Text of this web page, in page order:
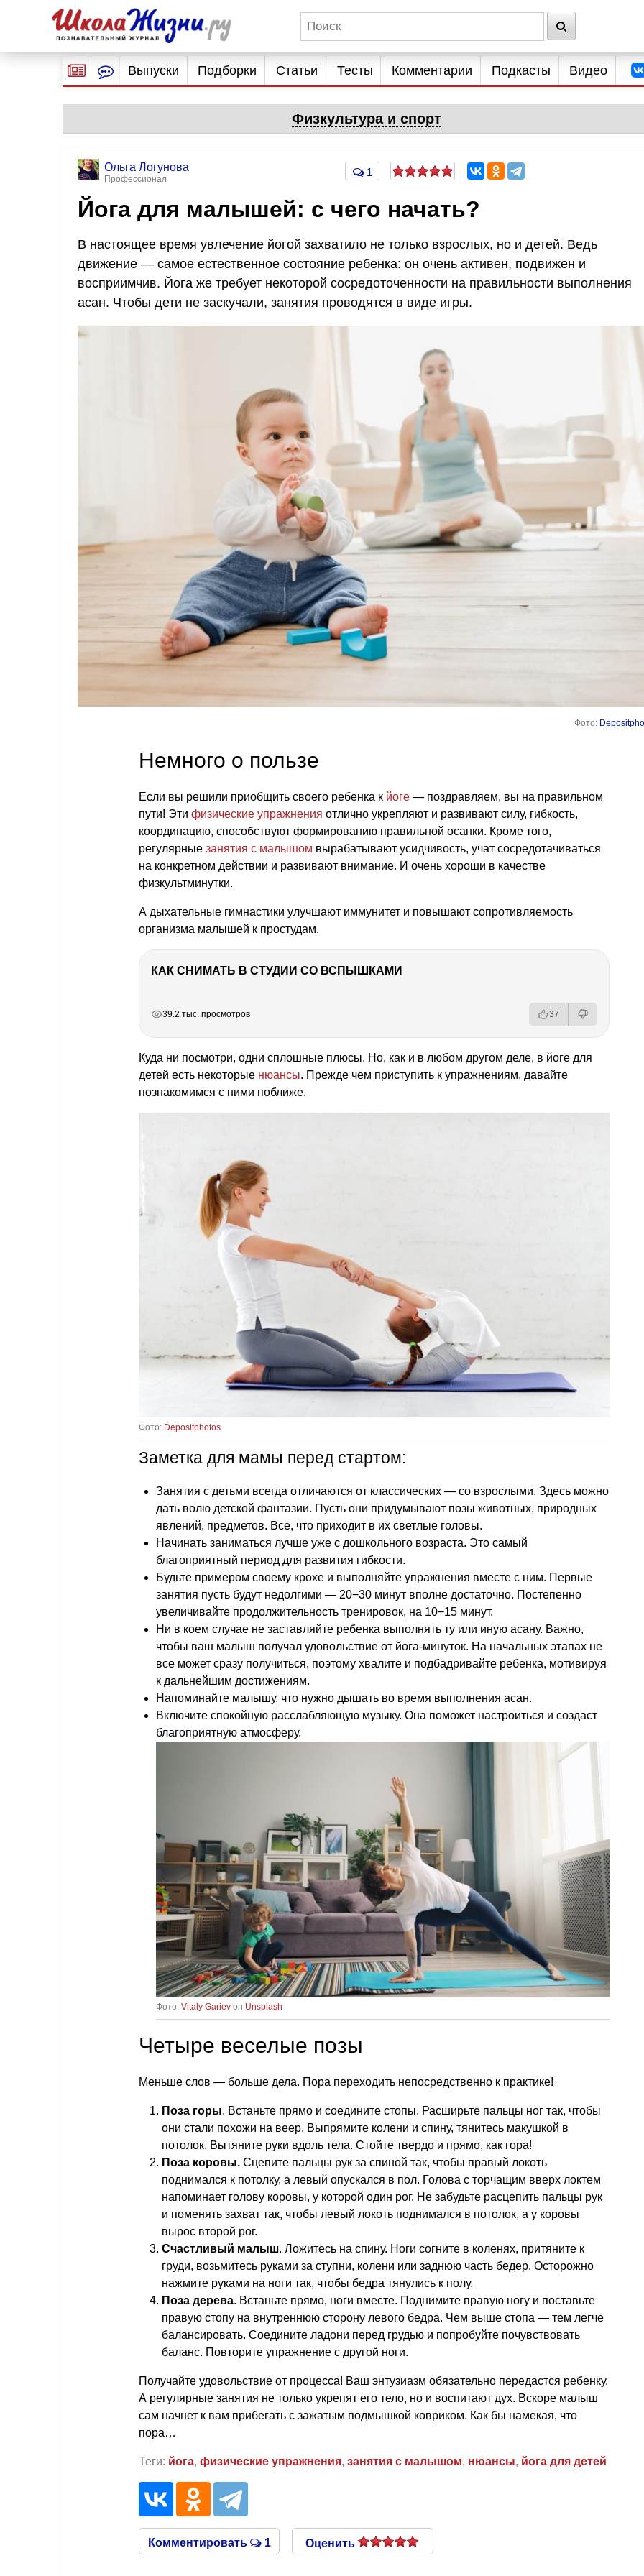
Выпуски Подборки Статьи Тесты Комментарии Подкасты Видео
Физкультура и спорт
Ольга Логунова
Профессионал
1
Йога для малышей: с чего начать?
В настоящее время увлечение йогой захватило не только взрослых, но и детей. Ведь
движение — самое естественное состояние ребенка: он очень активен, подвижен и
восприимчив. Йога же требует некоторой сосредоточенности на правильности выполнения
асан. Чтобы дети не заскучали, занятия проводятся в виде игры.
Фото:
Немного о пользе
Если вы решили приобщить своего ребенка к йоге — поздравляем, вы на правильном
пути! Эти физические упражнения отлично укрепляют и развивают силу, гибкость,
координацию, способствуют формированию правильной осанки. Кроме того,
регулярные занятия с малышом вырабатывают усидчивость, учат сосредотачиваться
на конкретном действии и развивают внимание. И очень хороши в качестве
физкультминутки.
А дыхательные гимнастики улучшают иммунитет и повышают сопротивляемость
организма малышей к простудам.
КАК СНИМАТЬ В СТУДИИ СО ВСПЫШКАМИ
39.2 тыс. просмотров 37
Куда ни посмотри, одни сплошные плюсы. Но, как и в любом другом деле, в йоге для
детей есть некоторые нюансы. Прежде чем приступить к упражнениям, давайте
познакомимся с ними поближе.
Фото: Depositphotos
Заметка для мамы перед стартом:
Занятия с детьми всегда отличаются от классических — со взрослыми. Здесь можно
дать волю детской фантазии. Пусть они придумывают позы животных, природных
явлений, предметов. Все, что приходит в их светлые головы.
Начинать заниматься лучше уже с дошкольного возраста. Это самый
благоприятный период для развития гибкости.
Будьте примером своему крохе и выполняйте упражнения вместе с ним. Первые
занятия пусть будут недолгими — 20−30 минут вполне достаточно. Постепенно
увеличивайте продолжительность тренировок, на 10−15 минут.
Ни в коем случае не заставляйте ребенка выполнять ту или иную асану. Важно,
чтобы ваш малыш получал удовольствие от йога-минуток. На начальных этапах не
все может сразу получиться, поэтому хвалите и подбадривайте ребенка, мотивируя
к дальнейшим достижениям.
Напоминайте малышу, что нужно дышать во время выполнения асан.
Включите спокойную расслабляющую музыку. Она поможет настроиться и создаст
благоприятную атмосферу.
Фото: Vitaly Gariev on Unsplash
Четыре веселые позы
Меньше слов — больше дела. Пора переходить непосредственно к практике!
Поза горы. Встаньте прямо и соедините стопы. Расширьте пальцы ног так, чтобы
они стали похожи на веер. Выпрямите колени и спину, тянитесь макушкой в
потолок. Вытяните руки вдоль тела. Стойте твердо и прямо, как гора!
Поза коровы. Сцепите пальцы рук за спиной так, чтобы правый локоть
поднимался к потолку, а левый опускался в пол. Голова с торчащим вверх локтем
напоминает голову коровы, у которой один рог. Не забудьте расцепить пальцы рук
и поменять захват так, чтобы левый локоть поднимался в потолок, а у коровы
вырос второй рог.
Счастливый малыш. Ложитесь на спину. Ноги согните в коленях, притяните к
груди, возьмитесь руками за ступни, колени или заднюю часть бедер. Осторожно
нажмите руками на ноги так, чтобы бедра тянулись к полу.
Поза дерева. Встаньте прямо, ноги вместе. Поднимите правую ногу и поставьте
правую стопу на внутреннюю сторону левого бедра. Чем выше стопа — тем легче
балансировать. Соедините ладони перед грудью и попробуйте почувствовать
баланс. Повторите упражнение с другой ноги.
Получайте удовольствие от процесса! Ваш энтузиазм обязательно передастся ребенку.
А регулярные занятия не только укрепят его тело, но и воспитают дух. Вскоре малыш
сам начнет к вам прибегать с зажатым подмышкой ковриком. Как бы намекая, что
пора…
Теги: йога, физические упражнения, занятия с малышом, нюансы, йога для детей
Комментировать 1 Оценить